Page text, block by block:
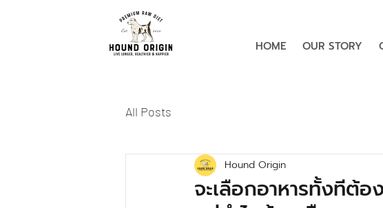
HOME OUR STORY
All Posts
จะเลือกอาหารทั้งทีต้
Hound Origin